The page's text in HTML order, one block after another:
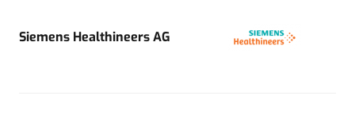
Siemens Healthineers AG